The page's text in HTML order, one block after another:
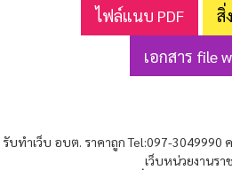
ไฟล์แนบ PDF
สิ่
เอกสาร file
รับทำเว็บ อบต. ราคาถูก Tel:097-3049990
เว็บหน่วยงานรา